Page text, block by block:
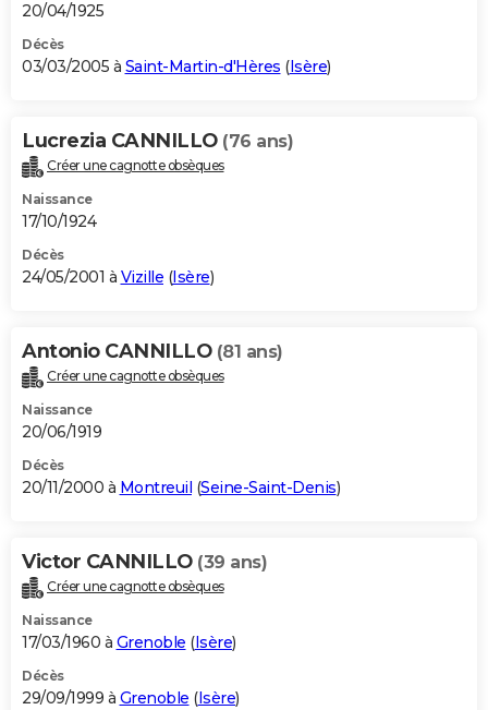
20/04/1925
Décès
03/03/2005 à Saint-Martin-d'Hères (Isère)
Lucrezia CANNILLO (76 ans)
Créer une cagnotte obsèques
Naissance
17/10/1924
Décès
24/05/2001 à Vizille (Isère)
Antonio CANNILLO (81 ans)
Créer une cagnotte obsèques
Naissance
20/06/1919
Décès
20/11/2000 à Montreuil (Seine-Saint-Denis)
Victor CANNILLO (39 ans)
Créer une cagnotte obsèques
Naissance
17/03/1960 à Grenoble (Isère)
Décès
29/09/1999 à Grenoble (Isère)